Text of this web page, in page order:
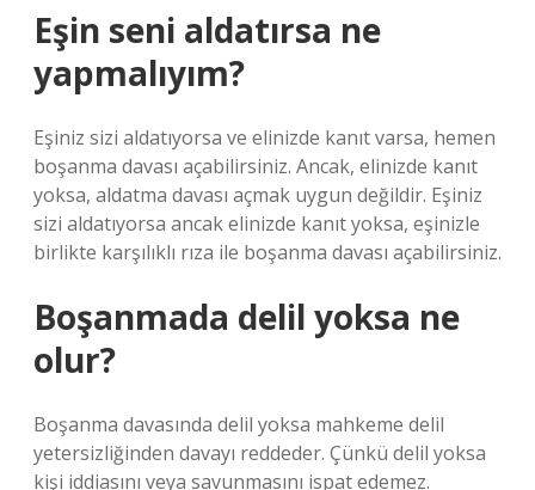
Eşin seni aldatırsa ne
yapmalıyım?
Eşiniz sizi aldatıyorsa ve elinizde kanıt varsa, hemen
boşanma davası açabilirsiniz. Ancak, elinizde kanıt
yoksa, aldatma davası açmak uygun değildir. Eşiniz
sizi aldatıyorsa ancak elinizde kanıt yoksa, eşinizle
birlikte karşılıklı rıza ile boşanma davası açabilirsiniz.
Boşanmada delil yoksa ne
olur?
Boşanma davasında delil yoksa mahkeme delil
yetersizliğinden davayı reddeder. Çünkü delil yoksa
kişi iddiasını veya savunmasını ispat edemez.